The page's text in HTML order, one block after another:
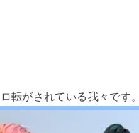
転がされている我々です。